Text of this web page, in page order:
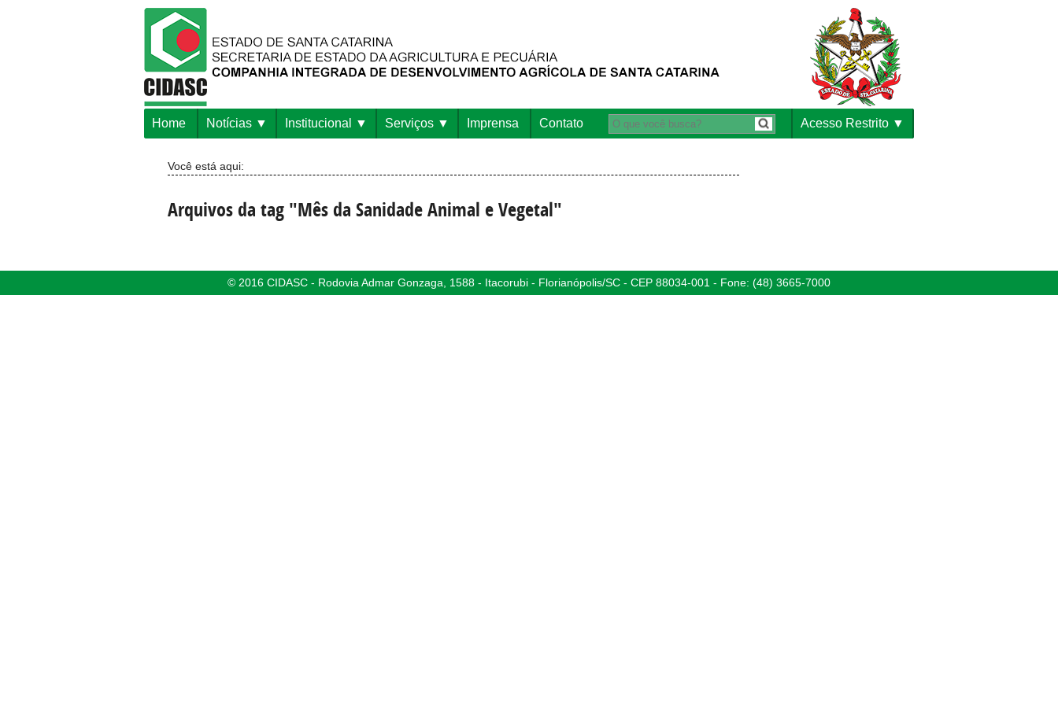
Home Notícias Institucional Serviços Imprensa Contato Acesso Restrito
Você está aqui:
Arquivos da tag "Mês da Sanidade Animal e Vegetal"
© 2016 CIDASC - Rodovia Admar Gonzaga, 1588 - Itacorubi - Florianópolis/SC - CEP 88034-001 - Fone: (48) 3665-7000